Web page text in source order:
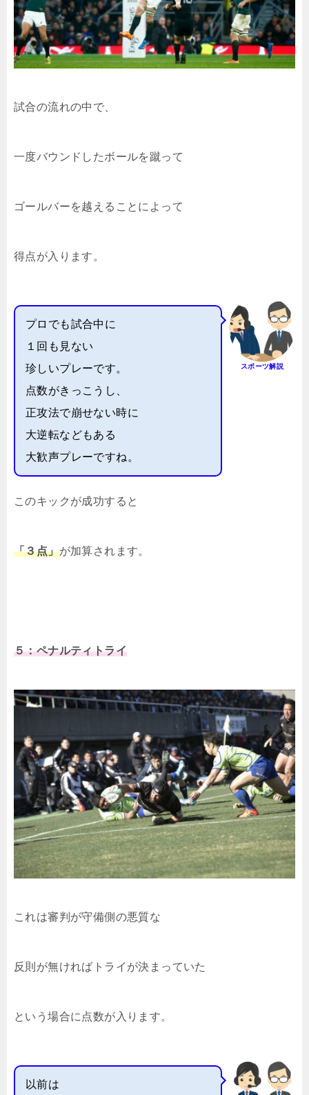
試合の流れの中で、
一度バウンドしたボールを蹴って
ゴールバーを越えることによって
得点が入ります。
プロでも試合中に
１回も見ない
珍しいプレーです。
点数がきっこうし、
正攻法で崩せない時に
大逆転などもある
大歓声プレーですね。
スポーツ解説
このキックが成功すると
「３点」が加算されます。
５：ペナルティトライ
これは審判が守備側の悪質な
反則が無ければトライが決まっていた
という場合に点数が入ります。
以前は